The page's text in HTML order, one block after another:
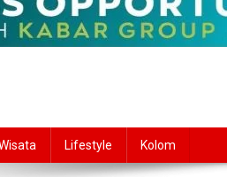
Lifestyle Kolom